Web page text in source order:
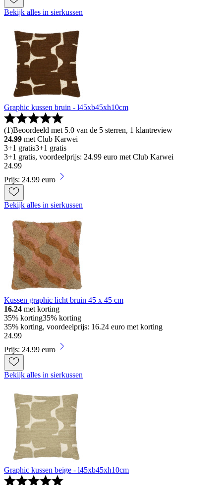
Bekijk alles in sierkussen
Graphic kussen bruin - l45xb45xh10cm
(1)Beoordeeld met 5.0 van de 5 sterren, 1 klantreview
24.99 met Club Karwei
3+1 gratis3+1 gratis
3+1 gratis, voordeelprijs: 24.99 euro met Club Karwei
24.99
Prijs: 24.99 euro
Bekijk alles in sierkussen
Kussen graphic licht bruin 45 x 45 cm
16.24 met korting
35% korting35% korting
35% korting, voordeelprijs: 16.24 euro met korting
24.99
Prijs: 24.99 euro
Bekijk alles in sierkussen
Graphic kussen beige - l45xb45xh10cm